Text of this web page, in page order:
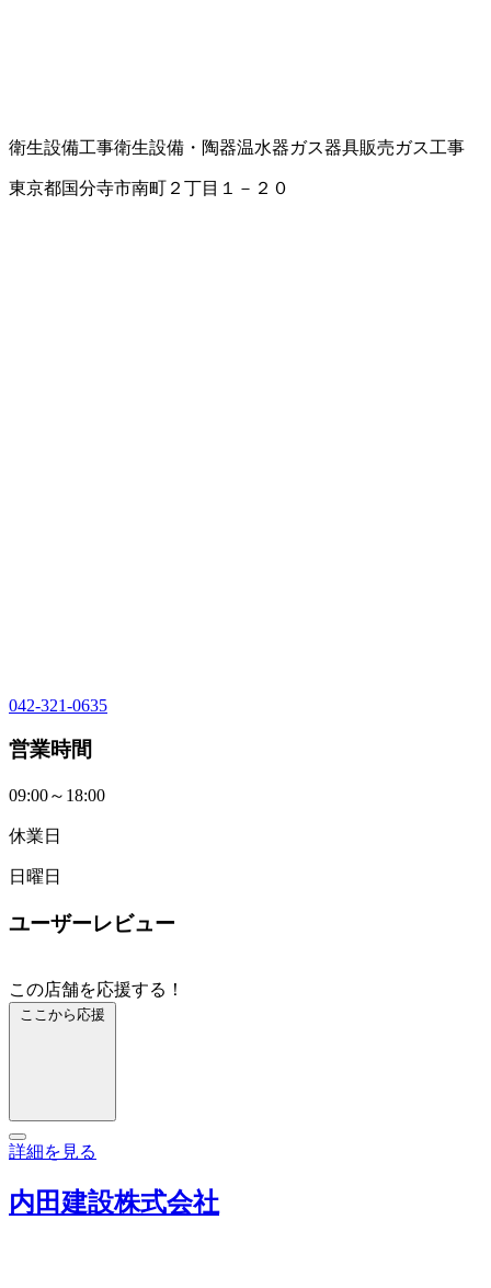
衛生設備工事衛生設備・陶器温水器ガス器具販売ガス工事
東京都国分寺市南町２丁目１－２０
042-321-0635
営業時間
09:00～18:00
休業日
日曜日
ユーザーレビュー
この店舗を応援する！
ここから応援
詳細を見る
内田建設株式会社